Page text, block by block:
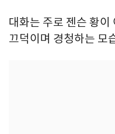
대화는 주로 젠슨 황
끄덕이며 경청하는 모